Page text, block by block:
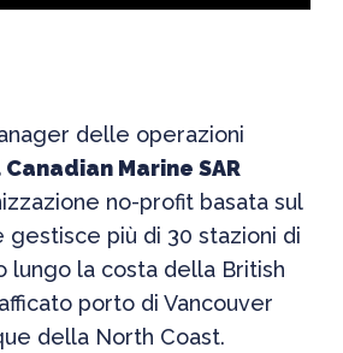
delle operazioni
Canadian Marine SAR
no-profit basata sul
più di 30 stazioni di
lungo la costa della British
porto di Vancouver
della North Coast.